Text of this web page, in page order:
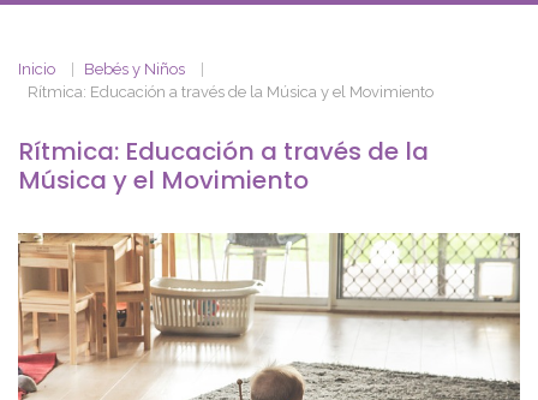
Inicio
Bebés y Niños
Rítmica: Educación a través de la Música y el Movimiento
Rítmica: Educación a través de la
Música y el Movimiento